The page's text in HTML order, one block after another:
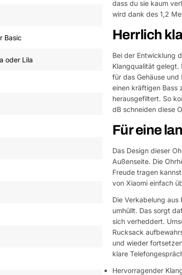
Basic
oder Lila
dass du sie kaum
wird dank des 1,2
Herrlich
Bei der Entwicklung
Klangqualität gelegt.
für das Gehäuse
einen kräftigen Bass
herausgefiltert. So
dB schneiden diese
Für eine
Das Design dieser
Außenseite. Die
Freude tragen
von Xiaomi einfach
Die Verkabelung aus
umhüllt. Das sorgt
sich verheddert.
Rucksack
und wieder
klare
Hervorragender